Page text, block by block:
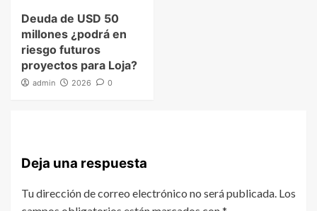
Deuda de USD 50
millones ¿podrá en
riesgo futuros
proyectos para Loja?
admin 2026 0
Deja una respuesta
Tu dirección de correo electrónico no será publicada. Los